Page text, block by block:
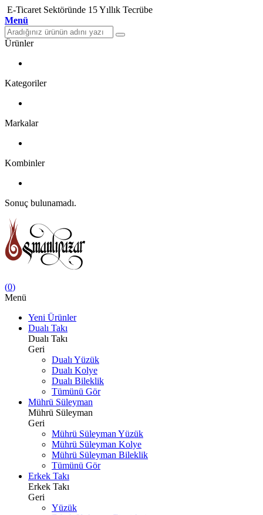
E-Ticaret Sektöründe 15 Yıllık Tecrübe
Menü
Ürünler
Kategoriler
Markalar
Kombinler
Sonuç bulunamadı.
(0)
Menü
Yeni Ürünler
Dualı Takı
Dualı Takı
Geri
Dualı Yüzük
Dualı Kolye
Dualı Bileklik
Tümünü Gör
Mührü Süleyman
Mührü Süleyman
Geri
Mührü Süleyman Yüzük
Mührü Süleyman Kolye
Mührü Süleyman Bileklik
Tümünü Gör
Erkek Takı
Erkek Takı
Geri
Yüzük